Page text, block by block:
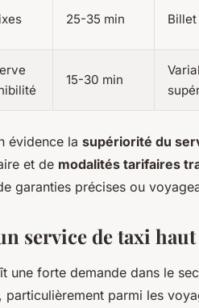
25-35 min
15-30 min
évidence la supériorité du
et de modalités tarifaires
garanties précises ou
service de taxi
une forte demande dans le
parmi les